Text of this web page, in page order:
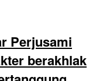
Perjusami
berakhlak